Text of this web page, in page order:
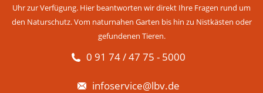
Uhr zur Verfügung. Hier beantworten wir direkt Ihre Fragen rund um
den Naturschutz. Vom naturnahen Garten bis hin zu Nistkästen oder
gefundenen Tieren.
0 91 74 / 47 75 - 5000
infoservice@lbv.de